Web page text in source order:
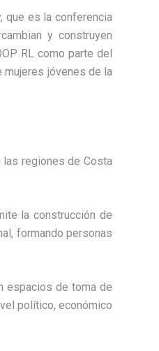
que es la conferencia
y construyen
RL como parte del
jóvenes de la
regiones de Costa
la construcción de
formando personas
espacios de toma de
político, económico